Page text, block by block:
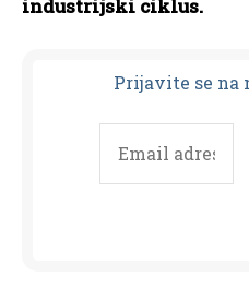
industrijski ciklus.
Prijavite se